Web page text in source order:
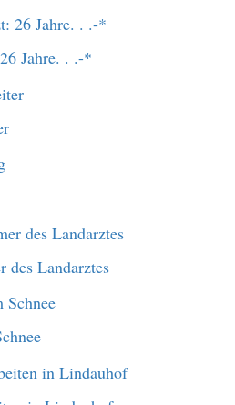
Jahre. . .-*
des Landarztes